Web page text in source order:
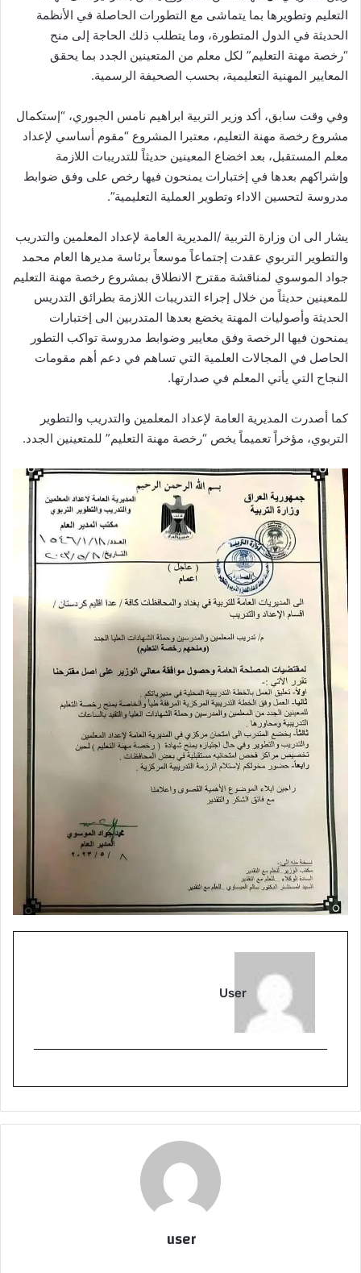
التعليم وتطويرها بما يتماشى مع التطورات الحاصلة في الأنظمة
الحديثة في الدول المتطورة، وما يتطلب ذلك الحاجة إلى منح
“رخصة مهنة التعليم” لكل معلم من المتعينين الجدد بما يحقق
المعايير المهنية التعليمية، بحسب الصحيفة الرسمية.
وفي وقت سابق، أكد وزير التربية ابراهيم نامس الجبوري، “إستكمال
مشروع رخصة مهنة التعليم، معتبرا المشروع “مقوم أساسي لإعداد
معلم المستقبل، بعد اخضاع المعينين حديثاً للتدريبات اللازمة
وإشراكهم بعدها في إختبارات يمنحون فيها رخص على وفق ضوابط
مدروسة لتحسين الاداء وتطوير العملية التعليمية”.
يشار الى ان وزارة التربية /المديرية العامة لإعداد المعلمين والتدريب
والتطوير التربوي عقدت إجتماعاً موسعاً برئاسة مديرها العام محمد
جواد الموسوي لمناقشة مقترح الانطلاق بمشروع رخصة مهنة التعليم
للمعينين حديثاً من خلال إجراء التدريبات اللازمة بطرائق التدريس
الحديثة وأصوليات المهنة يخضع بعدها المتدربين الى إختبارات
يمنحون فيها الرخصة وفق معايير وضوابط مدروسة تواكب التطور
الحاصل في المجالات العلمية التي تساهم في دعم أهم مقومات
النجاح التي يأتي المعلم في صدارتها.
كما أصدرت المديرية العامة لإعداد المعلمين والتدريب والتطوير
التربوي، مؤخراً تعميماً يخص “رخصة مهنة التعليم” للمتعينين الجدد.
User
user